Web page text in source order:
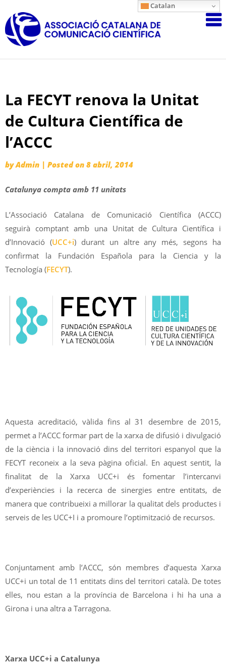
to
content
Associació
La FECYT renova la Unitat
de Cultura Científica de
l’ACCC
byAdmin | Posted on 8 abril, 2014
Catalunya compta amb 11 unitats
L’Associació Catalana de Comunicació Científica (ACCC)
seguirà comptant amb una Unitat de Cultura Científica i
d’Innovació (UCC+i) durant un altre any més, segons ha
confirmat la Fundación Española para la Ciencia y la
Tecnología (FECYT).
Aquesta acreditació, vàlida fins al 31 desembre de 2015,
permet a l’ACCC formar part de la xarxa de difusió i divulgació
de la ciència i la innovació dins del territori espanyol que la
FECYT reconeix a la seva pàgina oficial. En aquest sentit, la
finalitat de la Xarxa UCC+i és fomentar l’intercanvi
d’experiències i la recerca de sinergies entre entitats, de
manera que contribueixi a millorar la qualitat dels productes i
serveis de les UCC+I i a promoure l’optimització de recursos.
Conjuntament amb l’ACCC, són membres d’aquesta Xarxa
UCC+i un total de 11 entitats dins del territori català. De totes
elles, nou estan a la província de Barcelona i hi ha una a
Girona i una altra a Tarragona.
Xarxa UCC+i a Catalunya
Catalan